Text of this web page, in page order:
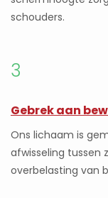
schouders.
3
Gebrek aan
Ons lichaam is
afwisseling tussen
overbelasting van